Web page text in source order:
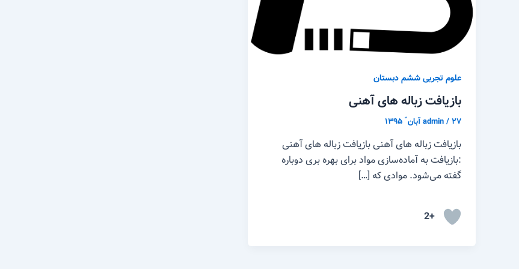
علوم تجربی ششم دبستان
بازیافت زباله های آهنی
admin/۲۷ آبان ّ ۱۳۹۵
بازیافت زباله های آهنی بازیافت زباله های آهنی
:بازیافت به آماده‌سازی مواد برای بهره بری دوباره
گفته می‌شود. موادی که […]
+2